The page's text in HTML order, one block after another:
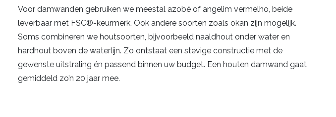
Voor damwanden gebruiken we meestal azobé of angelim vermelho, beide
leverbaar met FSC®-keurmerk. Ook andere soorten zoals okan zijn mogelijk.
Soms combineren we houtsoorten, bijvoorbeeld naaldhout onder water en
hardhout boven de waterlijn. Zo ontstaat een stevige constructie met de
gewenste uitstraling én passend binnen uw budget. Een houten damwand gaat
gemiddeld zo’n 20 jaar mee.